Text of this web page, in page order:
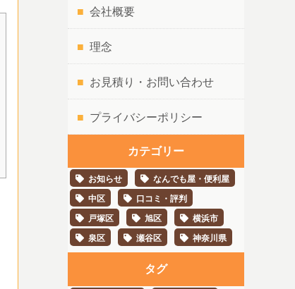
会社概要
理念
お見積り・お問い合わせ
プライバシーポリシー
カテゴリー
お知らせ
なんでも屋・便利屋
中区
口コミ・評判
戸塚区
旭区
横浜市
泉区
瀬谷区 神奈川県
タグ